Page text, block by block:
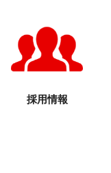
採用情報